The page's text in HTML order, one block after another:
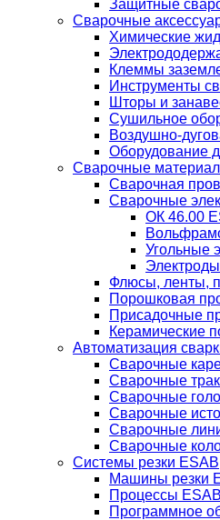
Защитные
Сварочные
Химические
Клеммы
Инструменты
Шторы и
Сушильное
Воздушно-
Оборудование
Сварочные
Сварочная
Сварочные
ОК 46.00
Угольные
Флюсы, ленты,
Порошковая
Присадочные
Керамические
Автоматизация
Сварочные
Сварочные
Сварочные
Сварочные
Сварочные
Сварочные
Системы резки ESAB
Машины резки
Процессы ESAB
Программное